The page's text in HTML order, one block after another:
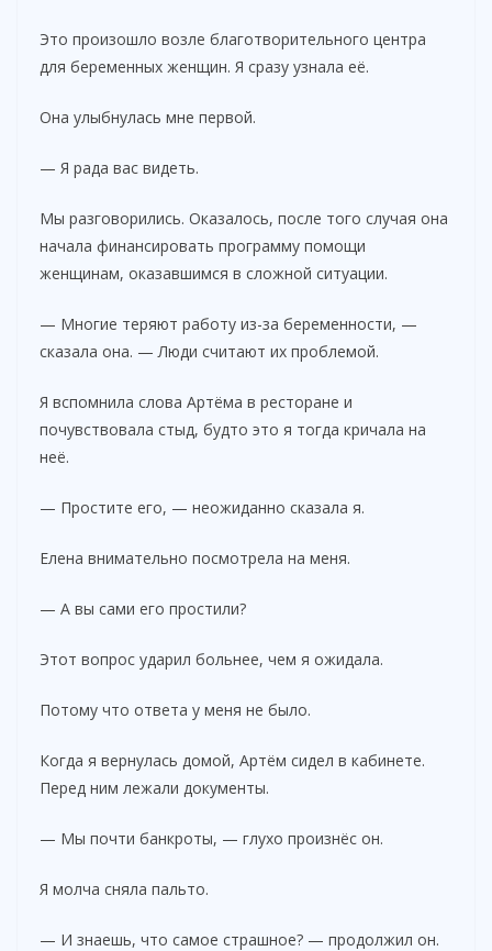
Это произошло возле благотворительного центра
для беременных женщин. Я сразу узнала её.
Она улыбнулась мне первой.
— Я рада вас видеть.
Мы разговорились. Оказалось, после того случая она
начала финансировать программу помощи
женщинам, оказавшимся в сложной ситуации.
— Многие теряют работу из-за беременности, —
сказала она. — Люди считают их проблемой.
Я вспомнила слова Артёма в ресторане и
почувствовала стыд, будто это я тогда кричала на
неё.
— Простите его, — неожиданно сказала я.
Елена внимательно посмотрела на меня.
— А вы сами его простили?
Этот вопрос ударил больнее, чем я ожидала.
Потому что ответа у меня не было.
Когда я вернулась домой, Артём сидел в кабинете.
Перед ним лежали документы.
— Мы почти банкроты, — глухо произнёс он.
Я молча сняла пальто.
— И знаешь, что самое страшное? — продолжил он.